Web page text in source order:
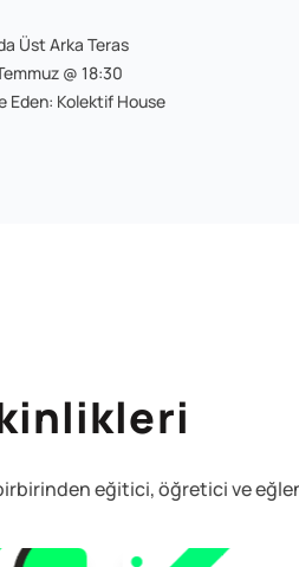
Üst Arka Teras
@ 18:30
Eden: Kolektif House
eğitici, öğretici ve